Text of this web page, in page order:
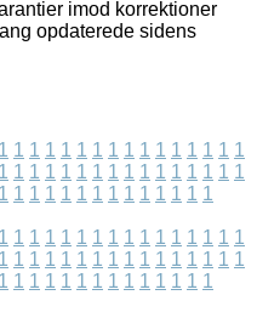
imod korrektioner
opdaterede sidens
1 1 1 1 1 1 1 1 1 1 1 1 1 1 1 1
1 1 1 1 1 1 1 1 1 1 1 1 1 1 1 1
1 1 1 1 1 1 1 1 1 1 1 1 1 1
1 1 1 1 1 1 1 1 1 1 1 1 1 1 1 1
1 1 1 1 1 1 1 1 1 1 1 1 1 1 1 1
1 1 1 1 1 1 1 1 1 1 1 1 1 1